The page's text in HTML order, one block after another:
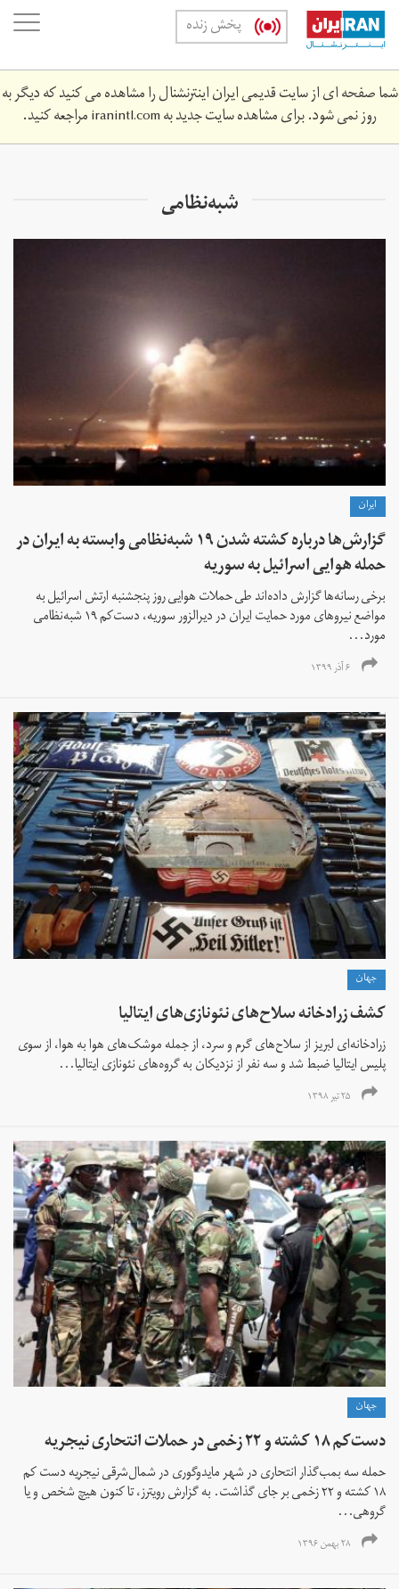
Skip
main
content
پخش زنده
شما صفحه ای از سایت قدیمی ایران اینترنشنال را مشاهده می کنید که دیگر به
روز نمی شود. برای مشاهده سایت جدید بهiranintl.comمراجعه کنید.
شبه‌نظامی
ايران
گزارش‌ها درباره کشته شدن ۱۹ شبه‌نظامی وابسته به ایران در
حمله هوایی اسرائیل به سوریه
برخی رسانه‌ها گزارش داده‌اند طی حملات هوایی روز پنجشنبه ارتش اسرائیل به
مواضع نیروهای مورد حمایت ایران در دیرالزور سوریه، دست‌کم ۱۹ شبه‌نظامی
مورد...
۶ آذر ۱۳۹۹
جهان
کشف زرادخانه سلاح‌های نئونازی‌های ایتالیا
زرادخانه‌ای لبریز از سلاح‌های گرم و سرد، از جمله موشک‌های هوا به هوا، از سوی
پلیس ایتالیا ضبط شد و سه نفر از نزدیکان به گروه‌های نئونازی ایتالیا...
۲۵ تیر ۱۳۹۸
جهان
دست‌کم ۱۸ کشته و ۲۲ زخمی در حملات انتحاری نیجریه
حمله سه بمب‌گذار انتحاری در شهر مایدوگوری در شمال‌شرقی نیجریه دست ‌کم
۱۸ کشته و ۲۲ زخمی بر جای گذاشت. به گزارش رویترز، تا کنون هیچ شخص و یا
گروهی...
۲۸ بهمن ۱۳۹۶